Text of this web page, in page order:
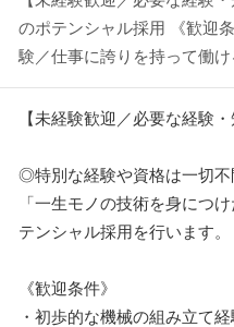
のポテンシャル採用 《歓迎
験／仕事に誇りを持って働
【未経験歓迎／必要な経験
◎特別な経験や資格は一切不
「一生モノの技術を身につ
テンシャル採用を行います。
《歓迎条件》
・初歩的な機械の組み立て